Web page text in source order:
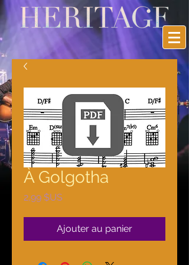
À Golgotha
2,99 $US
Ajouter au panier